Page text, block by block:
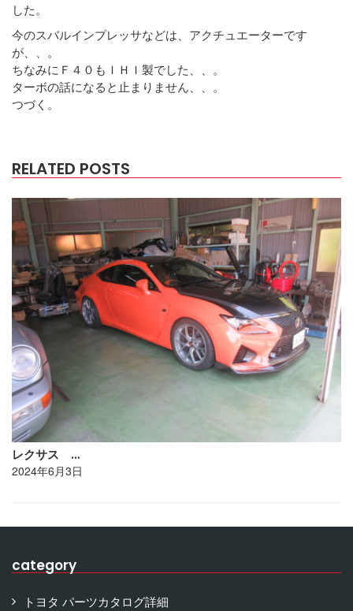
した。
今のスバルインプレッサなどは、アクチュエーターです
が、、。
ちなみにＦ４０もＩＨＩ製でした、、。
ターボの話になると止まりません、、。
つづく。
RELATED POSTS
レクサス …
2024年6月3日
category
トヨタ パーツカタログ詳細